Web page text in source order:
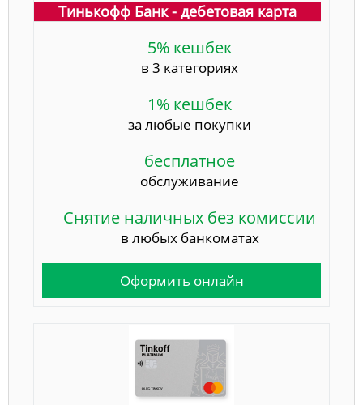
Тинькофф Банк - дебетовая карта
5% кешбек
в 3 категориях
1% кешбек
за любые покупки
бесплатное
обслуживание
Снятие наличных без комиссии
в любых банкоматах
Оформить онлайн